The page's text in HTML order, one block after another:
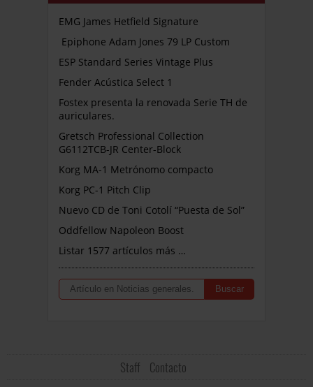
EMG James Hetfield Signature
Epiphone Adam Jones 79 LP Custom
ESP Standard Series Vintage Plus
Fender Acústica Select 1
Fostex presenta la renovada Serie TH de
auriculares.
Gretsch Professional Collection
G6112TCB-JR Center-Block
Korg MA-1 Metrónomo compacto
Korg PC-1 Pitch Clip
Nuevo CD de Toni Cotolí “Puesta de Sol”
Oddfellow Napoleon Boost
Listar 1577 artículos más …
Staff Contacto